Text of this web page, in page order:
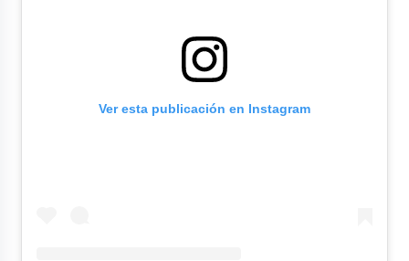
Ver esta publicación en Instagram